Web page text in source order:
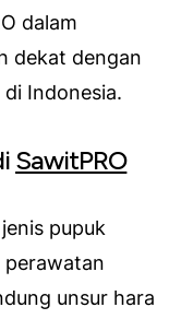
dalam
dekat dengan
Indonesia.
SawitPRO
pupuk
perawatan
unsur hara